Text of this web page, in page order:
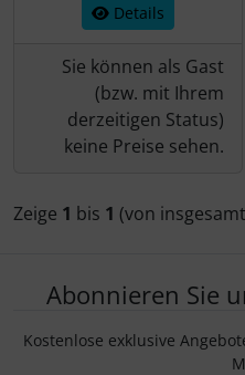
Details
Sie können als Gast
(bzw. mit Ihrem
derzeitigen Status)
keine Preise sehen.
Zeige 1 bis 1 (von insgesamt
Abonnieren Sie
Kostenlose exklusive